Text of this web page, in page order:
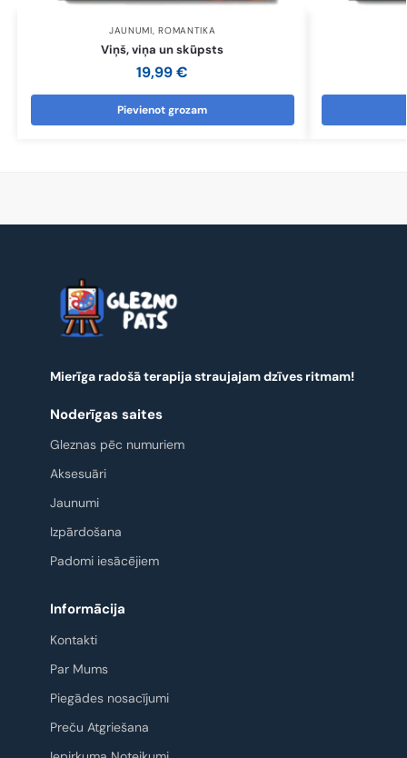
JAUNUMI,ROMANTIKA
Viņš, viņa un skūpsts
19,99€
Pievienot grozam
Mierīga radošā terapija straujajam dzīves ritmam!
Noderīgas saites
Gleznas pēc numuriem
Aksesuāri
Jaunumi
Izpārdošana
Padomi iesācējiem
Informācija
Kontakti
Par Mums
Piegādes nosacījumi
Preču Atgriešana